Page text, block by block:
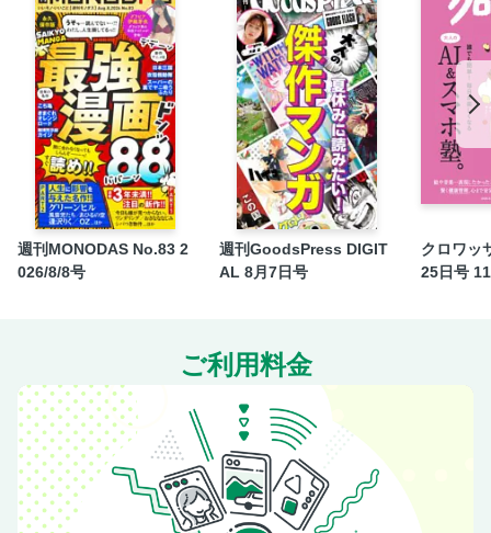
週刊MONODAS No.83 2
026/8/8号
週刊GoodsPress DIGIT
AL 8月7日号
クロワッ
25日号
ご利用料金